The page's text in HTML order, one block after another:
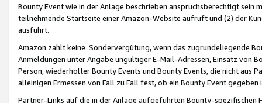
Bounty Event wie in der Anlage beschrieben anspruchsberechtigt sein
teilnehmende Startseite einer Amazon-Website aufruft und (2) der
ausführt.
Amazon zahlt keine Sondervergütung, wenn das zugrundeliegende
Anmeldungen unter Angabe ungültiger E-Mail-Adressen, Einsatz von
Person, wiederholter Bounty Events und Bounty Events, die nicht
alleinigen Ermessen von Fall zu Fall fest, ob ein Bounty Event
Partner-Links auf die in der Anlage aufgeführten Bounty-spezifischen